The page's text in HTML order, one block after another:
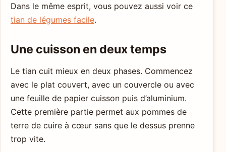
Dans le même esprit, vous pouvez aussi voir ce
tian de légumes facile.
Une cuisson en deux temps
Le tian cuit mieux en deux phases. Commencez
avec le plat couvert, avec un couvercle ou avec
une feuille de papier cuisson puis d’aluminium.
Cette première partie permet aux pommes de
terre de cuire à cœur sans que le dessus prenne
trop vite.